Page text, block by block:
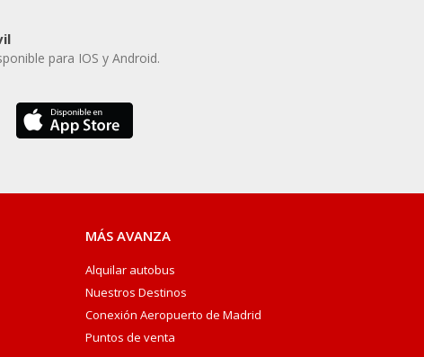
para IOS y Android.
MÁS AVANZA
Alquilar autobus
Nuestros Destinos
Conexión Aeropuerto de Madrid
Puntos de venta